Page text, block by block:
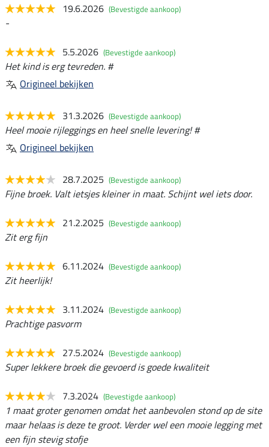
19.6.2026 (Bevestigde aankoop)
-
5.5.2026 (Bevestigde aankoop)
Het kind is erg tevreden. #
Origineel bekijken
31.3.2026 (Bevestigde aankoop)
Heel mooie rijleggings en heel snelle levering! #
Origineel bekijken
28.7.2025 (Bevestigde aankoop)
Fijne broek. Valt ietsjes kleiner in maat. Schijnt wel iets door.
21.2.2025 (Bevestigde aankoop)
Zit erg fijn
6.11.2024 (Bevestigde aankoop)
Zit heerlijk!
3.11.2024 (Bevestigde aankoop)
Prachtige pasvorm
27.5.2024 (Bevestigde aankoop)
Super lekkere broek die gevoerd is goede kwaliteit
7.3.2024 (Bevestigde aankoop)
1 maat groter genomen omdat het aanbevolen stond op de site
maar helaas is deze te groot. Verder wel een mooie legging met
een fijn stevig stofje